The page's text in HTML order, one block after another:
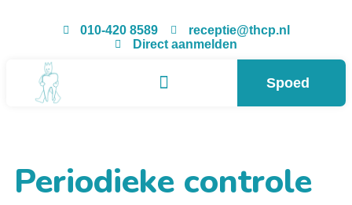
010-420 8589
receptie@thcp.nl
Direct aanmelden
Spoed
Periodieke controle